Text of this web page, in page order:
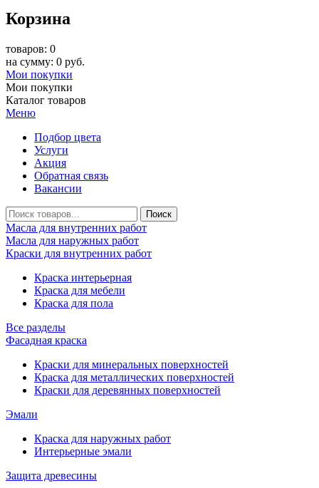
Корзина
товаров: 0
на сумму: 0 руб.
Мои покупки
Мои покупки
Каталог товаров
Меню
Подбор цвета
Услуги
Акция
Обратная связь
Вакансии
Масла для внутренних работ
Масла для наружных работ
Краски для внутренних работ
Краска интерьерная
Краска для мебели
Краска для пола
Все разделы
Фасадная краска
Краски для минеральных поверхностей
Краска для металлических поверхностей
Краски для деревянных поверхностей
Эмали
Краска для наружных работ
Интерьерные эмали
Защита древесины